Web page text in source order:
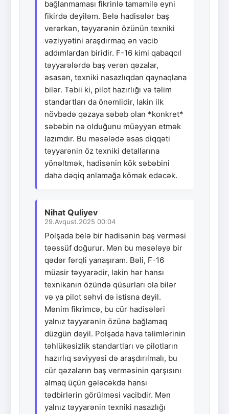
bağlanmaması fikrinlə tamamilə eyni
fikirdə deyiləm. Belə hadisələr baş
verərkən, təyyarənin özünün texniki
vəziyyətini araşdırmaq ən vacib
addımlardan biridir. F-16 kimi qabaqcıl
təyyarələrdə baş verən qəzalar,
əsasən, texniki nasazlıqdan qaynaqlana
bilər. Təbii ki, pilot hazırlığı və təlim
standartları da önəmlidir, lakin ilk
növbədə qəzaya səbəb olan *konkret*
səbəbin nə olduğunu müəyyən etmək
lazımdır. Bu məsələdə əsas diqqəti
təyyarənin öz texniki detallarına
yönəltmək, hadisənin kök səbəbini
daha dəqiq anlamağa kömək edəcək.
Nihat Quliyev
29.Avqust.2025 00:04
Polşada belə bir hadisənin baş verməsi
təəssüf doğurur. Mən bu məsələyə bir
qədər fərqli yanaşıram. Bəli, F-16
müasir təyyarədir, lakin hər hansı
texnikanın özündə qüsurları ola bilər
və ya pilot səhvi də istisna deyil.
Mənim fikrimcə, bu cür hadisələri
yalnız təyyarənin özünə bağlamaq
düzgün deyil. Polşada hava təlimlərinin
təhlükəsizlik standartları və pilotların
hazırlıq səviyyəsi də araşdırılmalı, bu
cür qəzaların baş verməsinin qarşısını
almaq üçün gələcəkdə hansı
tədbirlərin görülməsi vacibdir. Mən
yalnız təyyarənin texniki nasazlığı